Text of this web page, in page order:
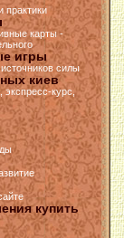
практики
карты -
игры
силы
киев
экспресс-курс,
купить